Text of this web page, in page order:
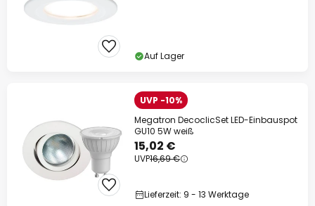
Auf Lager
UVP -10%
Megatron DecoclicSet LED-Einbauspot
GU10 5W weiß
15,02 €
UVP16,69 €
Lieferzeit: 9 - 13 Werktage